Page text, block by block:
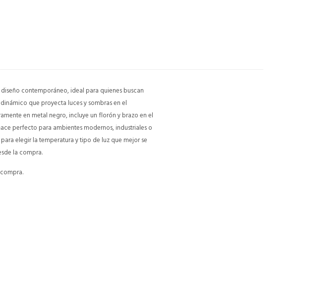
contemporáneo, ideal para quienes buscan
que proyecta luces y sombras en el
en metal negro, incluye un florón y brazo en el
perfecto para ambientes modernos, industriales o
elegir la temperatura y tipo de luz que mejor se
la compra.